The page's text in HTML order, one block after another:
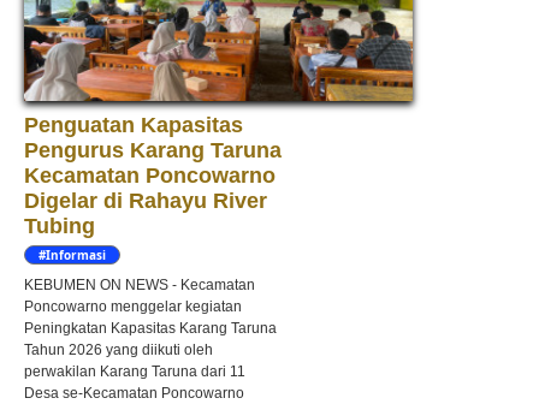
Penguatan Kapasitas
Pengurus Karang Taruna
Kecamatan Poncowarno
Digelar di Rahayu River
Tubing
#Informasi
KEBUMEN ON NEWS - Kecamatan
Poncowarno menggelar kegiatan
Peningkatan Kapasitas Karang Taruna
Tahun 2026 yang diikuti oleh
perwakilan Karang Taruna dari 11
Desa se-Kecamatan Poncowarno